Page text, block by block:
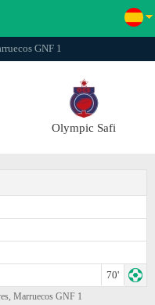
GNF 1
Olympic Safi
70'
Marruecos GNF 1